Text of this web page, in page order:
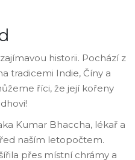
historii. Pochází z
tradicemi Indie, Číny a
říci, že její kořeny
Kumar Bhaccha, lékař a
naším letopočtem.
přes místní chrámy a